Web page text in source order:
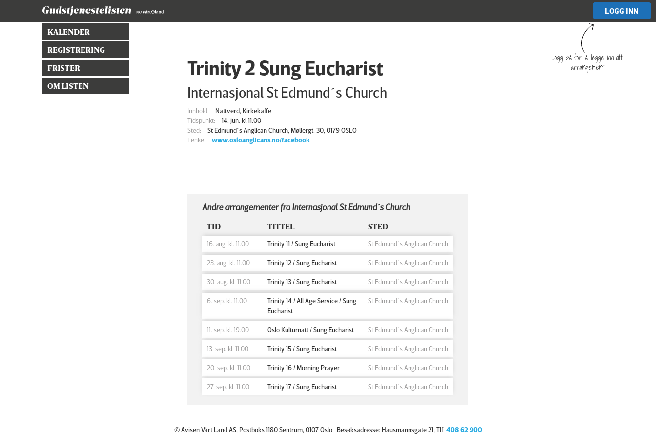
LOGG INN
Logg på for å legge inn ditt
arrangement
KALENDER
REGISTRERING
FRISTER
OM LISTEN
Trinity 2 Sung Eucharist
Internasjonal St Edmund´s Church
Innhold:
Nattverd, Kirkekaffe
Tidspunkt:
14. jun. kl 11.00
Sted:
St Edmund´s Anglican Church, Møllergt. 30, 0179 OSLO
Lenke:
www.osloanglicans.no/facebook
Andre arrangementer fra Internasjonal St Edmund´s Church
TID TITTEL STED
16. aug. kl. 11.00 Trinity 11 / Sung Eucharist St Edmund´s Anglican Church
23. aug. kl. 11.00 Trinity 12 / Sung Eucharist St Edmund´s Anglican Church
30. aug. kl. 11.00 Trinity 13 / Sung Eucharist St Edmund´s Anglican Church
6. sep. kl. 11.00
Trinity 14 / All Age Service / Sung
Eucharist
St Edmund´s Anglican Church
11. sep. kl. 19.00 Oslo Kulturnatt / Sung Eucharist St Edmund´s Anglican Church
13. sep. kl. 11.00 Trinity 15 / Sung Eucharist St Edmund´s Anglican Church
20. sep. kl. 11.00 Trinity 16 / Morning Prayer St Edmund´s Anglican Church
27. sep. kl. 11.00 Trinity 17 / Sung Eucharist St Edmund´s Anglican Church
© Avisen Vårt Land AS, Postboks 1180 Sentrum, 0107 Oslo Besøksadresse: Hausmannsgate 21; Tlf: 408 62 900